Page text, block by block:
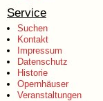
Service
Suchen
Kontakt
Impressum
Datenschutz
Historie
Opernhäuser
Veranstaltungen